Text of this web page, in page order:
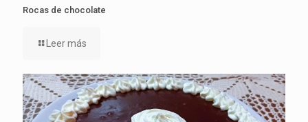
Rocas de chocolate
Leer más